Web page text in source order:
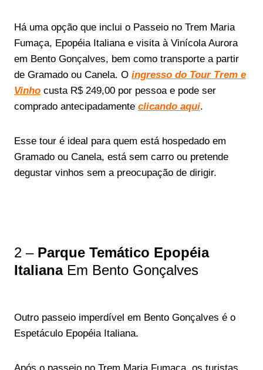
Há uma opção que inclui o Passeio no Trem Maria
Fumaça, Epopéia Italiana e visita à Vinícola Aurora
em Bento Gonçalves, bem como transporte a partir
de Gramado ou Canela. O ingresso do Tour Trem e
Vinho custa R$ 249,00 por pessoa e pode ser
comprado antecipadamente clicando aqui.
Esse tour é ideal para quem está hospedado em
Gramado ou Canela, está sem carro ou pretende
degustar vinhos sem a preocupação de dirigir.
2 – Parque Temático Epopéia
ItalianaEm Bento Gonçalves
Outro passeio imperdível em Bento Gonçalves é o
Espetáculo Epopéia Italiana.